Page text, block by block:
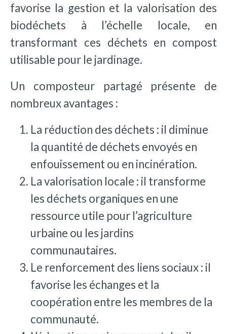
favorise la gestion et la valorisation des
biodéchets à l’échelle locale, en
transformant ces déchets en compost
utilisable pour le jardinage.
Un composteur partagé présente de
nombreux avantages :
La réduction des déchets : il diminue
la quantité de déchets envoyés en
enfouissement ou en incinération.
La valorisation locale : il transforme
les déchets organiques en une
ressource utile pour l’agriculture
urbaine ou les jardins
communautaires.
Le renforcement des liens sociaux : il
favorise les échanges et la
coopération entre les membres de la
communauté.